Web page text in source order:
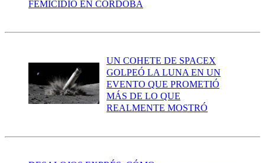
FEMICIDIO EN CÓRDOBA
UN COHETE DE SPACEX
GOLPEÓ LA LUNA EN UN
EVENTO QUE PROMETIÓ
MÁS DE LO QUE
REALMENTE MOSTRÓ